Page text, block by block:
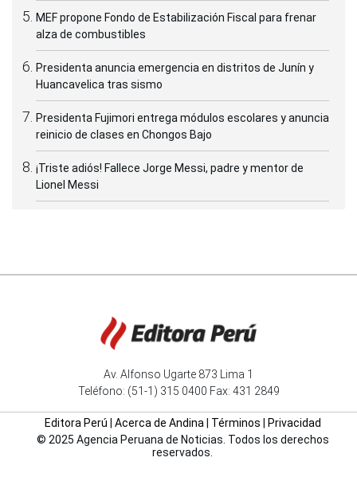
MEF propone Fondo de Estabilización Fiscal para frenar
alza de combustibles
Presidenta anuncia emergencia en distritos de Junín y
Huancavelica tras sismo
Presidenta Fujimori entrega módulos escolares y anuncia
reinicio de clases en Chongos Bajo
¡Triste adiós! Fallece Jorge Messi, padre y mentor de
Lionel Messi
Av. Alfonso Ugarte 873 Lima 1
Teléfono: (51-1) 315 0400 Fax: 431 2849
Editora Perú Acerca de Andina| Términos
Privacidad
© 2025 Agencia Peruana de Noticias. Todos los derechos
reservados.